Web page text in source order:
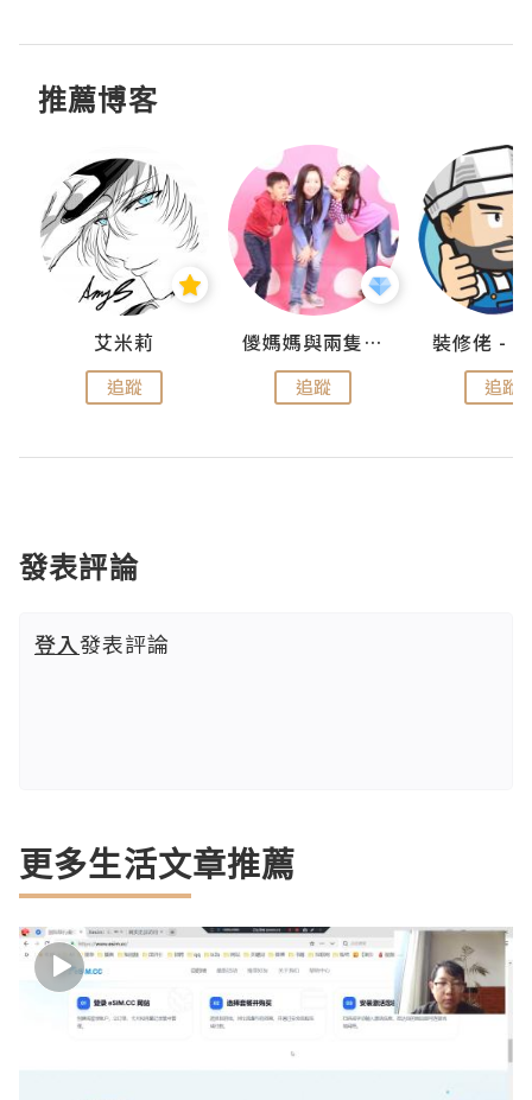
推薦博客
艾米莉
追蹤
儍媽媽與兩隻小魔怪之家
追蹤 追蹤
發表評論
登入發表評論
更多生活文章推薦